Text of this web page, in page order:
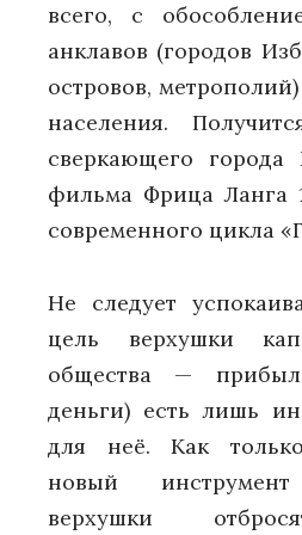
всего, с
анклавов (городов
островов,
населения.
сверкающего города
фильма Фрица Ланга
современного цикла
Не следует
цель верхушки
общества —
деньги) есть лишь
для неё. Как
новый инструмент
верхушки